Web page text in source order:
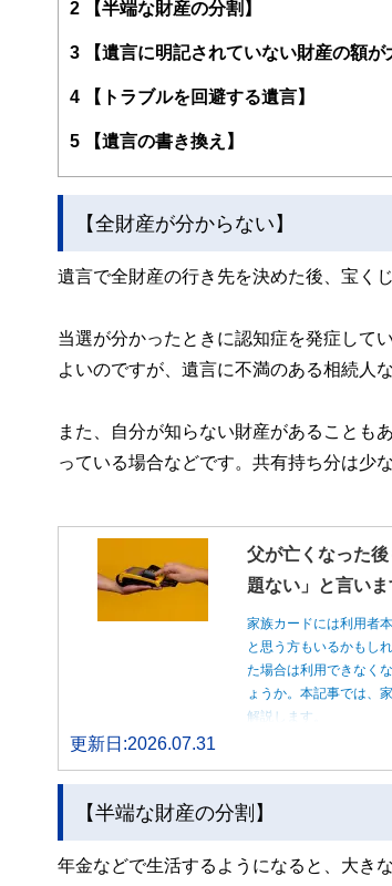
https://www.shukuwa.com/
2 【半端な財産の分割】
3 【遺言に明記されていない財産の額が
4 【トラブルを回避する遺言】
5 【遺言の書き換え】
【全財産が分からない】
遺言で全財産の行き先を決めた後、宝く
当選が分かったときに認知症を発症して
よいのですが、遺言に不満のある相続人
また、自分が知らない財産があることも
っている場合などです。共有持ち分は少
父が亡くなった
題ない」と言い
家族カードには利用者
と思う方もいるかもし
た場合は利用できなく
ょうか。本記事では、
解説します。
更新日:2026.07.31
【半端な財産の分割】
年金などで生活するようになると、大き